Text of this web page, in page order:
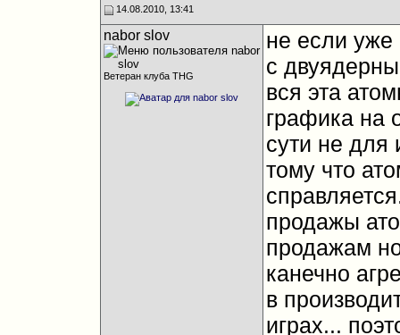
14.08.2010, 13:41
nabor slov
Ветеран клуба THG
не если уже
с
вся эта
графика на
сути не для
тому что
продажы
продажам
канечно
в
играх...